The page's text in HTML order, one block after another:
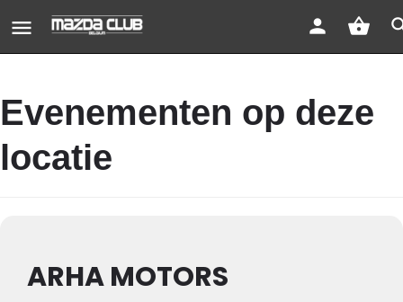
Evenementen op deze
locatie
ARHA MOTORS